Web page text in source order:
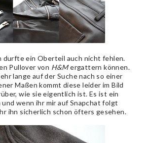
durfte ein Oberteil auch nicht fehlen.
Pullover von H&Mergattern können.
lange auf der Suche nach so einer
Maßen kommt diese leider im Bild
wie sie eigentlich ist. Es ist ein
und wenn ihr mir auf Snapchat folgt
ihn sicherlich schon öfters gesehen.